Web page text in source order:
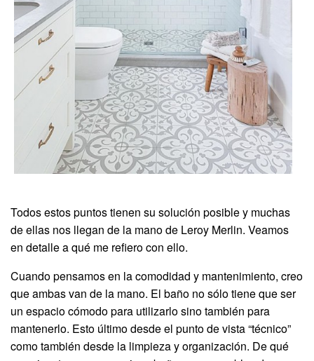
Todos estos puntos tienen su solución posible y muchas
de ellas nos llegan de la mano de Leroy Merlin. Veamos
en detalle a qué me refiero con ello.
Cuando pensamos en la comodidad y mantenimiento, creo
que ambas van de la mano. El baño no sólo tiene que ser
un espacio cómodo para utilizarlo sino también para
mantenerlo. Esto último desde el punto de vista “técnico”
como también desde la limpieza y organización. De qué